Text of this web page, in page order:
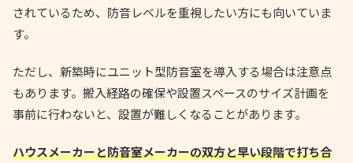
されているため、防音レベルを重視したい方にも向いていま
す。
ただし、新築時にユニット型防音室を導入する場合は注意点
もあります。搬入経路の確保や設置スペースのサイズ計画を
事前に行わないと、設置が難しくなることがあります。
ハウスメーカーと防音室メーカーの双方と早い段階で打ち合